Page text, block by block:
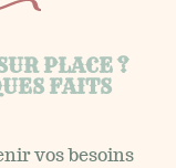
PLACE ?
FAITS
vos besoins